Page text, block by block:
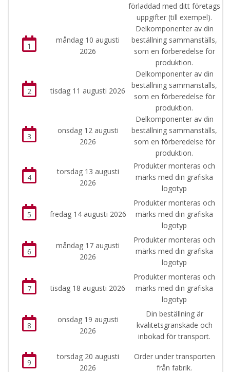
förladdad med ditt företags
uppgifter (till exempel).
1
måndag 10 augusti
2026
Delkomponenter av din
beställning sammanställs,
som en förberedelse för
produktion.
2 tisdag 11 augusti 2026
Delkomponenter av din
beställning sammanställs,
som en förberedelse för
produktion.
3
onsdag 12 augusti
2026
Delkomponenter av din
beställning sammanställs,
som en förberedelse för
produktion.
4
torsdag 13 augusti
2026
Produkter monteras och
märks med din grafiska
logotyp
5 fredag 14 augusti 2026
Produkter monteras och
märks med din grafiska
logotyp
6
måndag 17 augusti
2026
Produkter monteras och
märks med din grafiska
logotyp
7 tisdag 18 augusti 2026
Produkter monteras och
märks med din grafiska
logotyp
8
onsdag 19 augusti
2026
Din beställning är
kvalitetsgranskade och
inbokad för transport.
9
torsdag 20 augusti
2026
Order under transporten
från fabrik.